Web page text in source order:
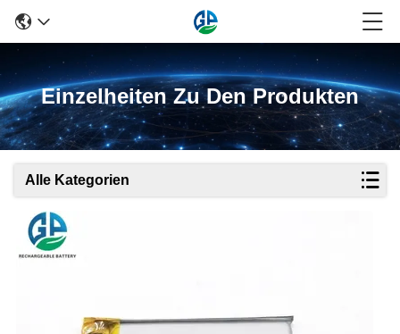
Einzelheiten Zu Den Produkten
Alle Kategorien